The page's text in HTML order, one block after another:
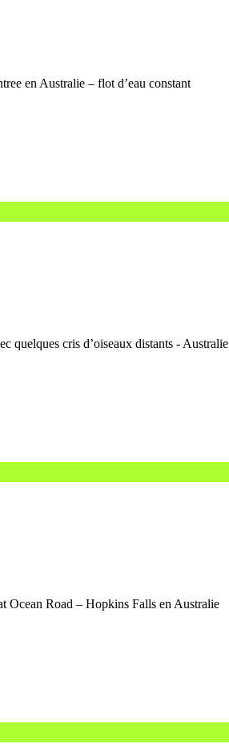
en Australie – flot d’eau constant
quelques cris d’oiseaux distants - Australie
Ocean Road – Hopkins Falls en Australie